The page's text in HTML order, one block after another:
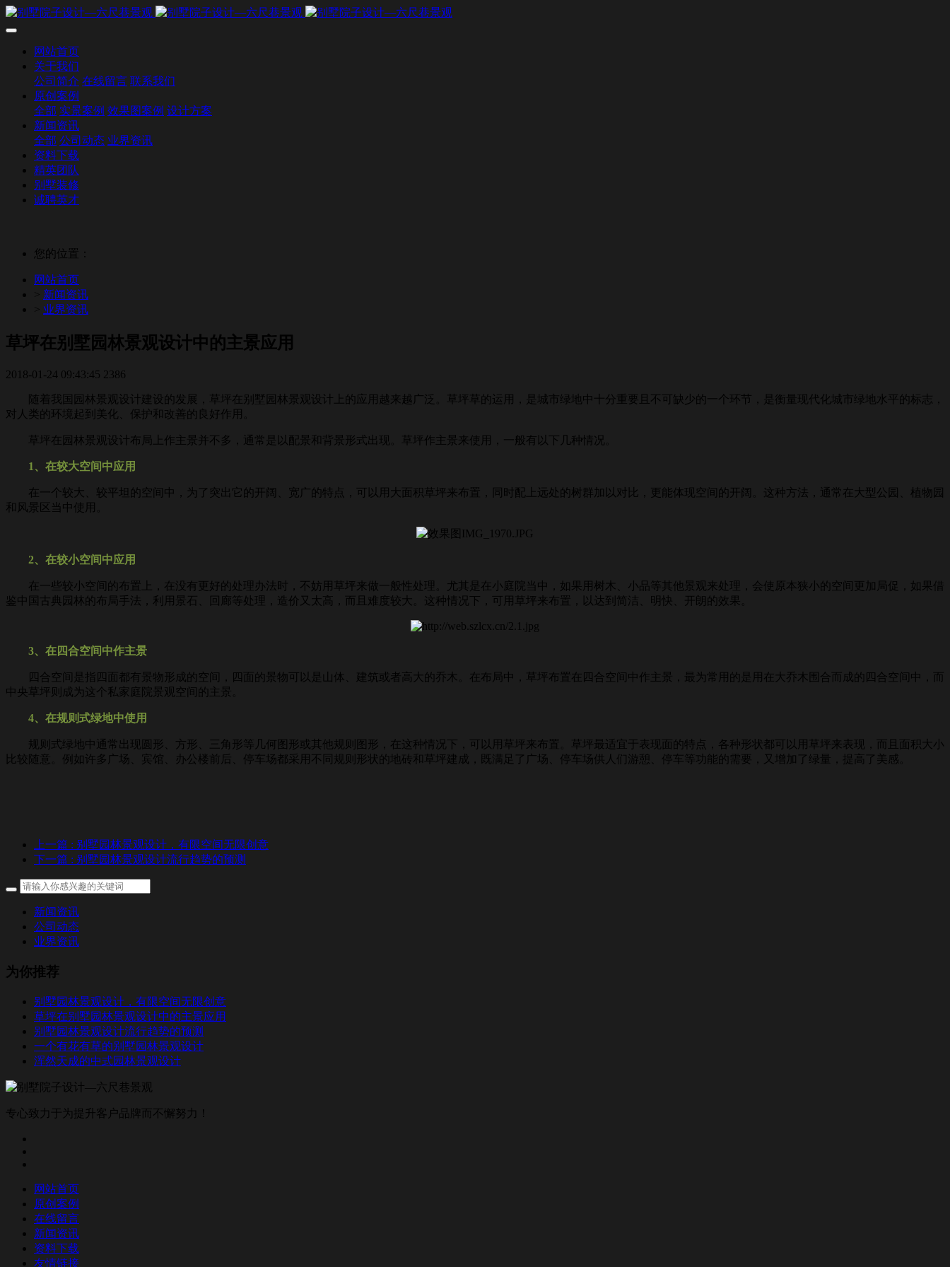
网站首页
关于我们
公司简介 在线留言 联系我们
原创案例
全部 实景案例 效果图案例 设计方案
新闻资讯
全部 公司动态 业界资讯
资料下载
精英团队
别墅装修
诚聘英才
您的位置：
网站首页
> 新闻资讯
> 业界资讯
草坪在别墅园林景观设计中的主景应用
2018-01-24 09:43:45 2386
随着我国园林景观设计建设的发展，草坪在别墅园林景观设计上的应用越来越广泛。草坪草的运用，是城市绿地中十分重要且不可缺少的一个环节，是衡量现代化城市绿地水平的标志，
对人类的环境起到美化、保护和改善的良好作用。
草坪在园林景观设计布局上作主景并不多，通常是以配景和背景形式出现。草坪作主景来使用，一般有以下几种情况。
1、在较大空间中应用
在一个较大、较平坦的空间中，为了突出它的开阔、宽广的特点，可以用大面积草坪来布置，同时配上远处的树群加以对比，更能体现空间的开阔。这种方法，通常在大型公园、植物园
和风景区当中使用。
2、在较小空间中应用
在一些较小空间的布置上，在没有更好的处理办法时，不妨用草坪来做一般性处理。尤其是在小庭院当中，如果用树木、小品等其他景观来处理，会使原本狭小的空间更加局促，如果借
鉴中国古典园林的布局手法，利用景石、回廊等处理，造价又太高，而且难度较大。这种情况下，可用草坪来布置，以达到简洁、明快、开朗的效果。
3、在四合空间中作主景
四合空间是指四面都有景物形成的空间，四面的景物可以是山体、建筑或者高大的乔木。在布局中，草坪布置在四合空间中作主景，最为常用的是用在大乔木围合而成的四合空间中，而
中央草坪则成为这个私家庭院景观空间的主景。
4、在规则式绿地中使用
规则式绿地中通常出现圆形、方形、三角形等几何图形或其他规则图形，在这种情况下，可以用草坪来布置。草坪最适宜于表现面的特点，各种形状都可以用草坪来表现，而且面积大小
比较随意。例如许多广场、宾馆、办公楼前后、停车场都采用不同规则形状的地砖和草坪建成，既满足了广场、停车场供人们游憩、停车等功能的需要，又增加了绿量，提高了美感。
上一篇 : 别墅园林景观设计，有限空间无限创意
下一篇 : 别墅园林景观设计流行趋势的预测
新闻资讯
公司动态
业界资讯
为你推荐
别墅园林景观设计，有限空间无限创意
草坪在别墅园林景观设计中的主景应用
别墅园林景观设计流行趋势的预测
一个有花有草的别墅园林景观设计
浑然天成的中式园林景观设计
专心致力于为提升客户品牌而不懈努力！
网站首页
原创案例
在线留言
新闻资讯
资料下载
友情链接